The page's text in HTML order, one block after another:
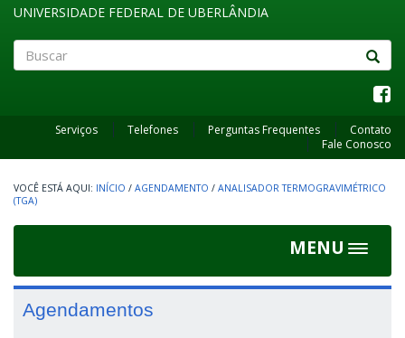
UNIVERSIDADE FEDERAL DE UBERLÂNDIA
Serviços Telefones Perguntas Frequentes
Contato
Fale Conosco
INÍCIO / AGENDAMENTO / ANALISADOR TERMOGRAVIMÉTRICO
(TGA)
MENU
Toggle
Agendamentos